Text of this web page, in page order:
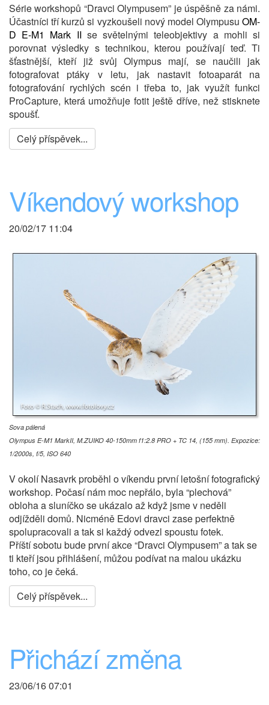
Série workshopů “Dravci Olympusem” je úspěšně za námi.
Účastníci tří kurzů si vyzkoušeli nový model Olympusu OM-
D E-M1 Mark II se světelnými teleobjektivy a mohli si
porovnat výsledky s technikou, kterou používají teď. Ti
šťastnější, kteří již svůj Olympus mají, se naučili jak
fotografovat ptáky v letu, jak nastavit fotoaparát na
fotografování rychlých scén i třeba to, jak využít funkci
ProCapture, která umožňuje fotit ještě dříve, než stisknete
spoušť.
Celý příspěvek...
Víkendový workshop
20/02/17 11:04
Sova pálená
Olympus E-M1 MarkII, M.ZUIKO 40-150mm f1:2.8 PRO + TC 14, (155 mm). Expozice:
1/2000s, f/5, ISO 640
V okolí Nasavrk proběhl o víkendu první letošní fotografický
workshop. Počasí nám moc nepřálo, byla “plechová”
obloha a sluníčko se ukázalo až když jsme v neděli
odjížděli domů. Nicméně Edovi dravci zase perfektně
spolupracovali a tak si každý odvezl spoustu fotek.
Příští sobotu bude první akce “Dravci Olympusem” a tak se
ti kteří jsou přihlášení, můžou podívat na malou ukázku
toho, co je čeká.
Celý příspěvek...
Přichází změna
23/06/16 07:01